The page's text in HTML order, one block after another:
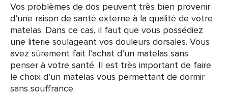
Vos problèmes de dos peuvent très bien provenir
d’une raison de santé externe à la qualité de votre
matelas. Dans ce cas, il faut que vous possédiez
une literie soulageant vos douleurs dorsales. Vous
avez sûrement fait l’achat d’un matelas sans
penser à votre santé. Il est très important de faire
le choix d’un matelas vous permettant de dormir
sans souffrance.